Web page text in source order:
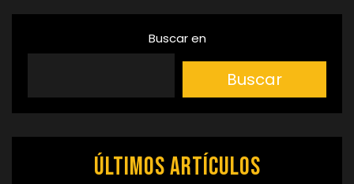
Buscar en
Buscar
Últimos artículos